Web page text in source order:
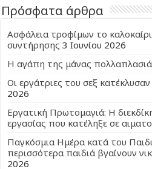
Πρόσφατα άρθρα
Ασφάλεια τροφίμων το
συντήρησης 3 Ιουνίου 2026
Η αγάπη της μάνας
Οι εργάτριες του σεξ
2026
Εργατική Πρωτομαγιά: Η
εργασίας που κατέληξε σε
Παγκόσμια Ημέρα κατά του
περισσότερα παιδιά βγαίνουν
2026